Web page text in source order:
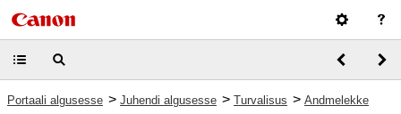
Portaali algusesse > Juhendi algusesse > Turvalisus > Andmelekke